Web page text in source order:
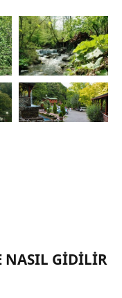
NASIL GIDILIR